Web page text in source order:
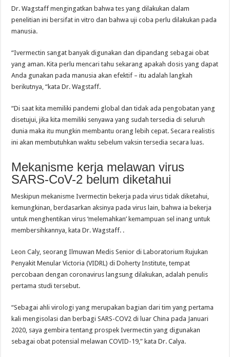
Dr. Wagstaff mengingatkan bahwa tes yang dilakukan dalam
penelitian ini bersifat in vitro dan bahwa uji coba perlu dilakukan pada
manusia.
“Ivermectin sangat banyak digunakan dan dipandang sebagai obat
yang aman. Kita perlu mencari tahu sekarang apakah dosis yang dapat
Anda gunakan pada manusia akan efektif – itu adalah langkah
berikutnya, “kata Dr. Wagstaff.
“Di saat kita memiliki pandemi global dan tidak ada pengobatan yang
disetujui, jika kita memiliki senyawa yang sudah tersedia di seluruh
dunia maka itu mungkin membantu orang lebih cepat. Secara realistis
ini akan membutuhkan waktu sebelum vaksin tersedia secara luas.
Mekanisme kerja melawan virus
SARS-CoV-2 belum diketahui
Meskipun mekanisme Ivermectin bekerja pada virus tidak diketahui,
kemungkinan, berdasarkan aksinya pada virus lain, bahwa ia bekerja
untuk menghentikan virus ‘melemahkan’ kemampuan sel inang untuk
membersihkannya, kata Dr. Wagstaff. .
Leon Caly, seorang Ilmuwan Medis Senior di Laboratorium Rujukan
Penyakit Menular Victoria (VIDRL) di Doherty Institute, tempat
percobaan dengan coronavirus langsung dilakukan, adalah penulis
pertama studi tersebut.
“Sebagai ahli virologi yang merupakan bagian dari tim yang pertama
kali mengisolasi dan berbagi SARS-COV2 di luar China pada Januari
2020, saya gembira tentang prospek Ivermectin yang digunakan
sebagai obat potensial melawan COVID-19,” kata Dr. Calya.